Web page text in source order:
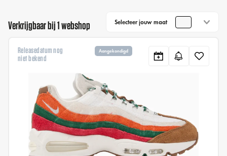
Verkrijgbaar bij 1 webshop Selecteer jouw maat
Releasedatum nog
niet bekend
Aangekondigd